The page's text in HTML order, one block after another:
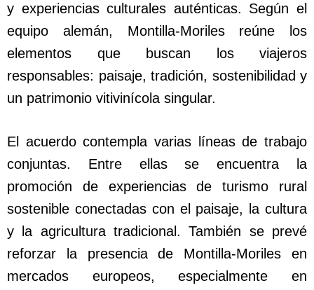
y experiencias culturales auténticas. Según el
equipo alemán, Montilla-Moriles reúne los
elementos que buscan los viajeros
responsables: paisaje, tradición, sostenibilidad y
un patrimonio vitivinícola singular.
El acuerdo contempla varias líneas de trabajo
conjuntas. Entre ellas se encuentra la
promoción de experiencias de turismo rural
sostenible conectadas con el paisaje, la cultura
y la agricultura tradicional. También se prevé
reforzar la presencia de Montilla-Moriles en
mercados europeos, especialmente en